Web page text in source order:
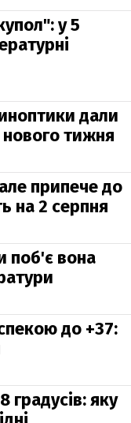
у 5
дали
тижня
припече до
на 2 серпня
поб'є вона
до +37:
градусів: яку